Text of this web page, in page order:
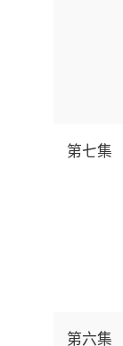
第七集
第六集